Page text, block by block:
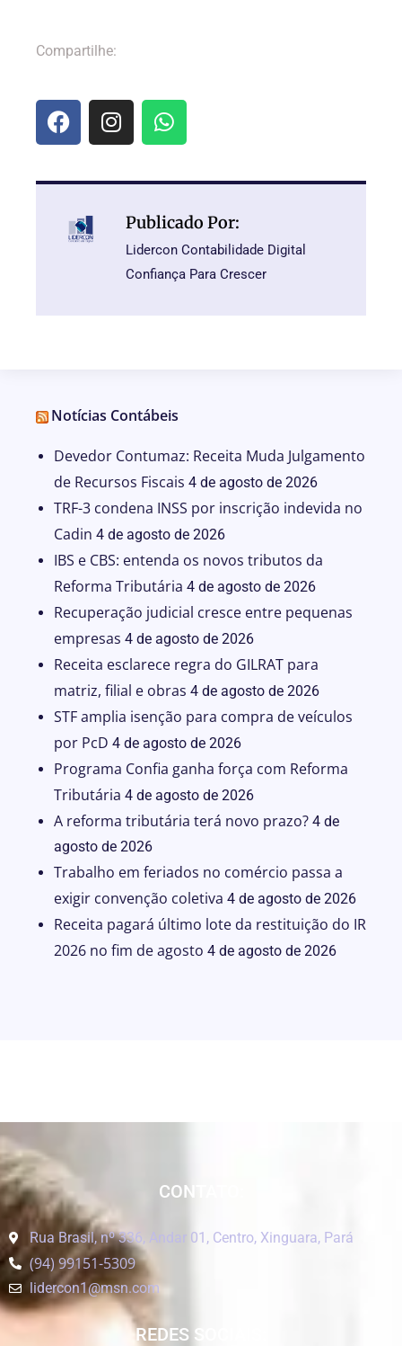
Compartilhe:
Publicado Por:
Lidercon Contabilidade Digital
Confiança Para Crescer
Notícias Contábeis
Devedor Contumaz: Receita Muda Julgamento
de Recursos Fiscais 4 de agosto de 2026
TRF-3 condena INSS por inscrição indevida no
Cadin 4 de agosto de 2026
IBS e CBS: entenda os novos tributos da
Reforma Tributária 4 de agosto de 2026
Recuperação judicial cresce entre pequenas
empresas 4 de agosto de 2026
Receita esclarece regra do GILRAT para
matriz, filial e obras 4 de agosto de 2026
STF amplia isenção para compra de veículos
por PcD 4 de agosto de 2026
Programa Confia ganha força com Reforma
Tributária 4 de agosto de 2026
A reforma tributária terá novo prazo? 4 de
agosto de 2026
Trabalho em feriados no comércio passa a
exigir convenção coletiva 4 de agosto de 2026
Receita pagará último lote da restituição do IR
2026 no fim de agosto 4 de agosto de 2026
CONTATO:
Rua Brasil, nº 336, Andar 01, Centro, Xinguara, Pará
(94) 99151-5309
lidercon1@msn.com
REDES SOCIAIS: